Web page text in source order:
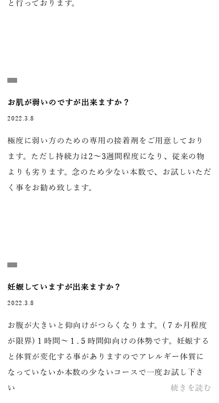
と行っております。
お肌が弱いのですが出来ますか？
2022.3.8
極度に弱い方のための専用の接着剤をご用意しており
ます。ただし持続力は2～3週間程度になり、従来の物
よりも劣ります。念のため少ない本数で、お試しいただ
く事をお勧め致します。
妊娠していますが出来ますか？
2022.3.8
お腹が大きいと仰向けがつらくなります。(７か月程度
が限界)１時間～１.５時間仰向けの体勢です。妊娠する
と体質が変化する事がありますのでアレルギー体質に
なっていないか本数の少ないコースで一度お試し下さ
い
続きを読む